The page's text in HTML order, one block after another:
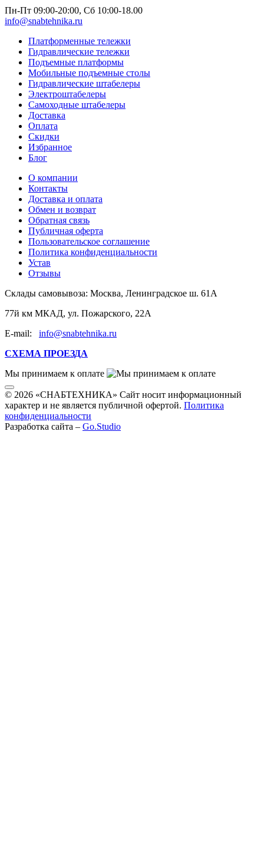
Пн-Пт 09:00-20:00, Сб 10:00-18.00
info@snabtehnika.ru
Платформенные тележки
Гидравлические тележки
Подъемные платформы
Мобильные подъемные столы
Гидравлические штабелеры
Электроштабелеры
Самоходные штабелеры
Доставка
Оплата
Скидки
Избранное
Блог
О компании
Контакты
Доставка и оплата
Обмен и возврат
Обратная связь
Публичная оферта
Пользовательское соглашение
Политика конфиденциальности
Устав
Отзывы
Склады самовывоза: Москва, Ленинградское ш. 61А
77й км МКАД, ул. Пожарского, 22А
E-mail: info@snabtehnika.ru
СХЕМА ПРОЕЗДА
Мы принимаем к оплате
© 2026 «СНАБТЕХНИКА» Сайт носит информационный
характер и не является публичной офертой. Политика
конфиденциальности
Разработка сайта – Go.Studio